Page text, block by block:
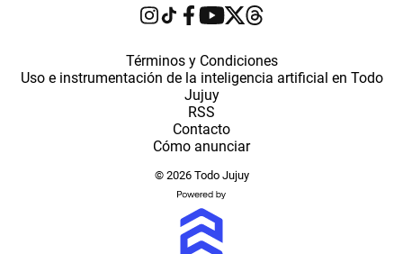
Términos y Condiciones
Uso e instrumentación de la inteligencia artificial en Todo
Jujuy
RSS
Contacto
Cómo anunciar
© 2026 Todo Jujuy